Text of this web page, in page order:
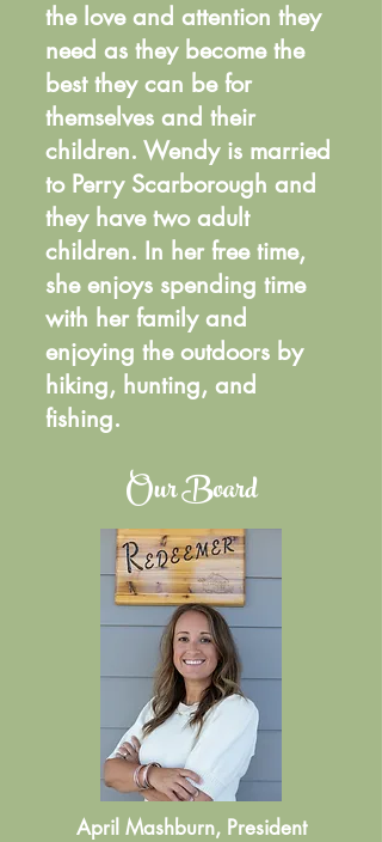
the love and attention they
need as they become the
best they can be for
themselves and their
children. Wendy is married
to Perry Scarborough and
they have two adult
children. In her free time,
she enjoys spending time
with her family and
enjoying the outdoors by
hiking, hunting, and
fishing.
Our Board
April Mashburn, President